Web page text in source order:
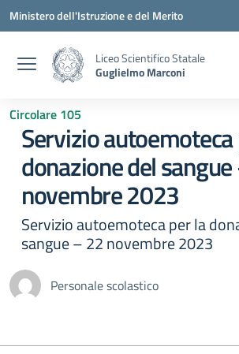
Vai ai contenuti
Vai al menu di navigazione
Vai al footer
Ministero dell'Istruzione e del Merito
Liceo Scientifico Statale
Guglielmo Marconi
Circolare 105
Servizio autoemoteca
donazione del
novembre 2023
Servizio autoemoteca per la
sangue – 22 novembre 2023
Personale scolastico